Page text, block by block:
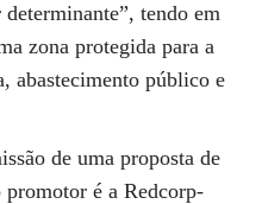
tendo em
zona protegida para a
abastecimento público e
de uma proposta de
é a Redcorp-